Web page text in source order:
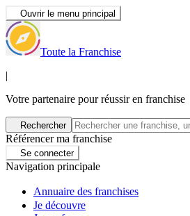
Ouvrir le menu principal
Toute la Franchise
|
Votre partenaire pour réussir en franchise
Rechercher
Référencer ma franchise
Se connecter
Navigation principale
Annuaire des franchises
Je découvre